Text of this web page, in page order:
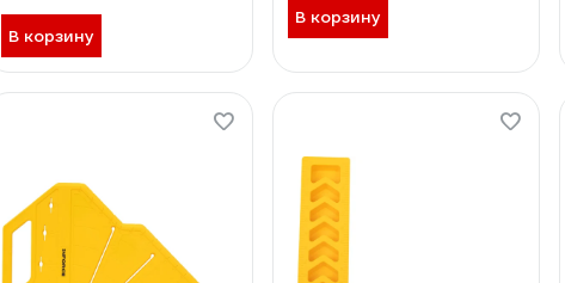
В корзину
В корзину